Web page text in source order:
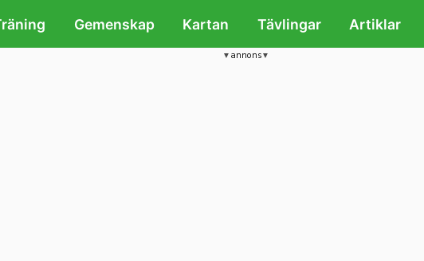
Gemenskap Kartan Tävlingar Artiklar
annons